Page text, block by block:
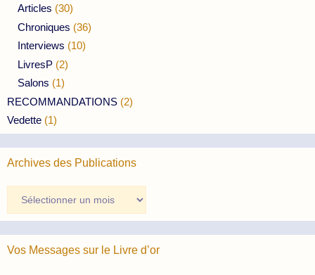
Articles (30)
Chroniques (36)
Interviews (10)
LivresP (2)
Salons (1)
RECOMMANDATIONS (2)
Vedette (1)
Archives des Publications
des
Publications
Vos Messages sur le Livre d’or